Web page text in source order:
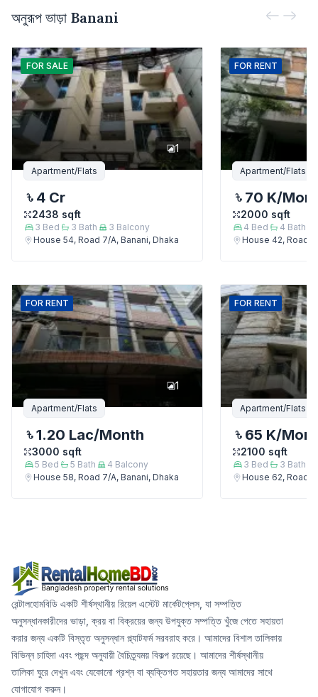
অনুরূপ ভাড়া Banani
FOR SALE
1
Apartment/Flats
4 Cr
2438 sqft
3 Bed 3 Bath 3 Balcony
House 54, Road 7/A, Banani, Dhaka
FOR RENT
Apartment/Flats
70 K/
2000 sqft
4 Bed 4 Bath
House 42, Road
FOR RENT
1
Apartment/Flats
1.20 Lac/Month
3000 sqft
5 Bed 5 Bath 4 Balcony
House 58, Road 7/A, Banani, Dhaka
FOR RENT
Apartment/Flats
65 K/
2100 sqft
3 Bed 3 Bath
House 62, Road
রেন্টালহোমবিডি একটি শীর্ষস্থানীয় রিয়েল এস্টেট মার্কেটপ্লেস, যা সম্পত্তি
অনুসন্ধানকারীদের ভাড়া, ক্রয় বা বিক্রয়ের জন্য উপযুক্ত সম্পত্তি খুঁজে পেতে সহায়তা
করার জন্য একটি বিস্তৃত অনুসন্ধান প্ল্যাটফর্ম সরবরাহ করে। আমাদের বিশাল তালিকায়
বিভিন্ন চাহিদা এবং পছন্দ অনুযায়ী বৈচিত্র্যময় বিকল্প রয়েছে। আমাদের শীর্ষস্থানীয়
তালিকা ঘুরে দেখুন এবং যেকোনো প্রশ্ন বা ব্যক্তিগত সহায়তার জন্য আমাদের সাথে
যোগাযোগ করুন।